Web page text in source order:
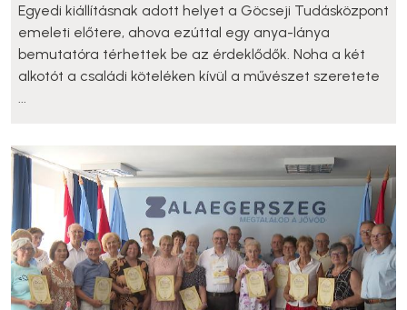
Egyedi kiállításnak adott helyet a Göcseji Tudásközpont
emeleti előtere, ahova ezúttal egy anya-lánya
bemutatóra térhettek be az érdeklődők. Noha a két
alkotót a családi köteléken kívül a művészet szeretete
...